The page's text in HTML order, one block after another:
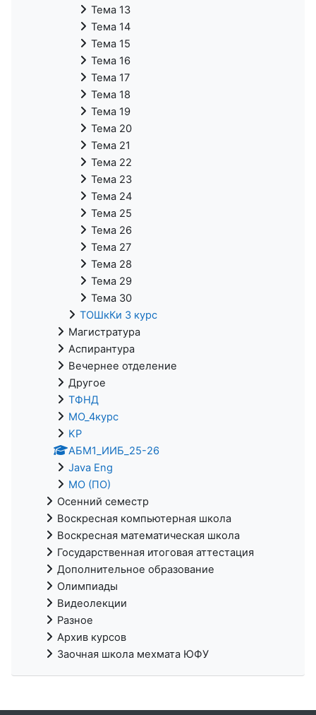
Тема 13
Тема 14
Тема 15
Тема 16
Тема 17
Тема 18
Тема 19
Тема 20
Тема 21
Тема 22
Тема 23
Тема 24
Тема 25
Тема 26
Тема 27
Тема 28
Тема 29
Тема 30
ТОШкКи 3 курс
Магистратура
Аспирантура
Вечернее отделение
Другое
ТФНД
МО_4курс
KP
АБМ1_ИИБ_25-26
Java Eng
МО (ПО)
Осенний семестр
Воскресная компьютерная школа
Воскресная математическая школа
Государственная итоговая аттестация
Дополнительное образование
Олимпиады
Видеолекции
Разное
Архив курсов
Заочная школа мехмата ЮФУ